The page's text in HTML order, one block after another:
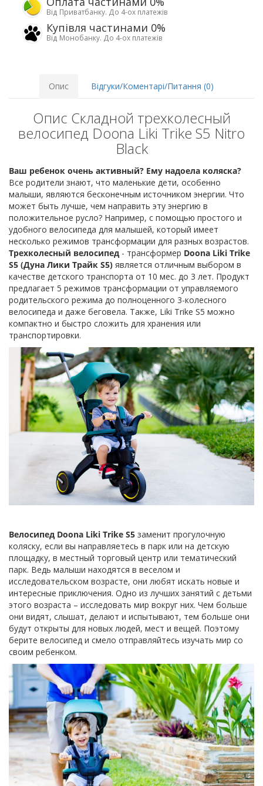
Від Приватбанку. До 4-ох платежів
Купівля частинами 0%
Від Монобанку. До 4-ох платежів
Опис Відгуки/Коментарі/Питання (0)
Опис Складной трехколесный
велосипед Doona Liki Trike S5 Nitro
Black
Ваш ребенок очень активный? Ему надоела коляска?
Все родители знают, что маленькие дети, особенно
малыши, являются бесконечным источником энергии. Что
может быть лучше, чем направить эту энергию в
положительное русло? Например, с помощью простого и
удобного велосипеда для малышей, который имеет
несколько режимов трансформации для разных возрастов.
Трехколесный велосипед - трансформер Doona Liki Trike
S5 (Дуна Лики Трайк S5) является отличным выбором в
качестве детского транспорта от 10 мес. до 3 лет. Продукт
предлагает 5 режимов трансформации от управляемого
родительского режима до полноценного 3-колесного
велосипеда и даже беговела. Также, Liki Trike S5 можно
компактно и быстро сложить для хранения или
транспортировки.
Велосипед Doona Liki Trike S5 заменит прогулочную
коляску, если вы направляетесь в парк или на детскую
площадку, в местный торговый центр или тематический
парк. Ведь малыши находятся в веселом и
исследовательском возрасте, они любят искать новые и
интересные приключения. Одно из лучших занятий с детьми
этого возраста – исследовать мир вокруг них. Чем больше
они видят, слышат, делают и испытывают, тем больше они
будут открыты для новых людей, мест и вещей. Поэтому
берите велосипед и смело отправляйтесь изучать мир со
своим ребенком.